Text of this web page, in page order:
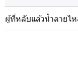
ผู้ที่หลับแล้วน้ำลายไ